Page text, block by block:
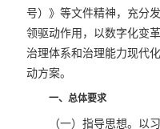
号）》等文件精神，充分
领驱动作用，以数字化变
治理体系和治理能力现代
动方案。
一、总体要求
（一）指导思想。以